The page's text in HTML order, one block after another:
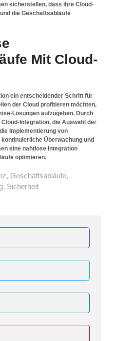
sicherstellen, dass ihre Cloud-
die Geschäftsabläufe
Mit Cloud-
ein entscheidender Schritt für
der Cloud profitieren möchten,
Lösungen aufzugeben. Durch
Integration, die Auswahl der
Implementierung von
Überwachung und
eine nahtlose Integration
optimieren.
, Geschäftsabläufe,
, Sicherheit